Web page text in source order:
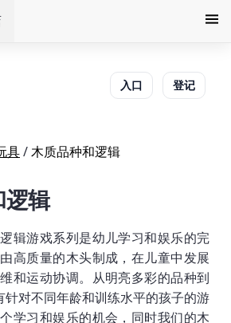
入口 登记
具/木质品种和逻辑
辑
辑游戏系列是幼儿学习和娱乐的完
高质量的木头制成，在儿童中发展
和运动协调。从明亮多彩的品种到
针对不同年龄和训练水平的孩子的游
学习和娱乐的机会，同时我们的木